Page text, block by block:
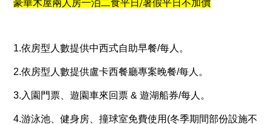
豪華木屋兩人房一泊二食平日 /暑假平日不加價
1.依房型人數提供中西式自助早餐/每人。
2.依房型人數提供盧卡西餐廳專案晚餐/每人。
3.入園門票、遊園車來回票 & 遊湖船券/每人。
4.游泳池、健身房、撞球室免費使用(冬季期間部份設施不